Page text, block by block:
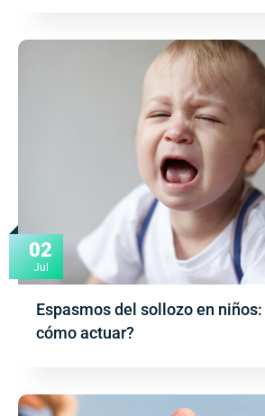
02
Jul
Espasmos del sollozo en niños:
cómo actuar?